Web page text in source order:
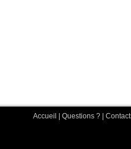
Accueil Questions ?